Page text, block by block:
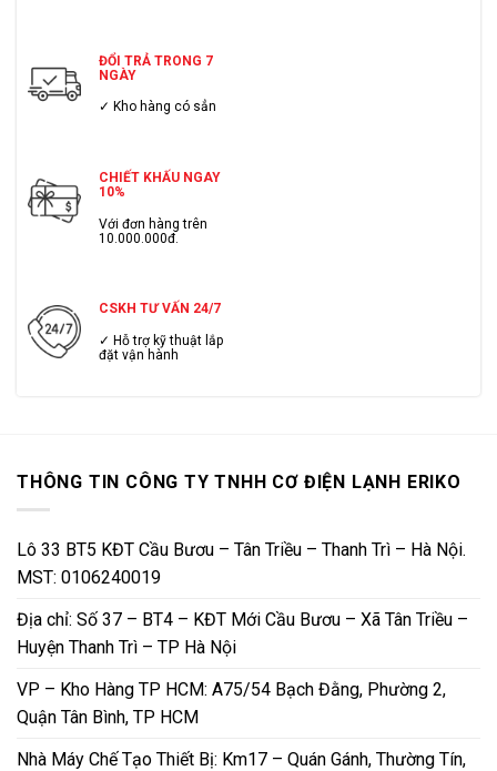
ĐỔI TRẢ TRONG 7
NGÀY
✓ Kho hàng có sẳn
CHIẾT KHẤU NGAY
10%
Với đơn hàng trên
10.000.000đ.
CSKH TƯ VẤN 24/7
✓ Hỗ trợ kỹ thuật lắp
đặt vận hành
THÔNG TIN CÔNG TY TNHH CƠ ĐIỆN LẠNH ERIKO
Lô 33 BT5 KĐT Cầu Bươu – Tân Triều – Thanh Trì – Hà Nội.
MST: 0106240019
Địa chỉ: Số 37 – BT4 – KĐT Mới Cầu Bươu – Xã Tân Triều –
Huyện Thanh Trì – TP Hà Nội
VP – Kho Hàng TP HCM: A75/54 Bạch Đằng, Phường 2,
Quận Tân Bình, TP HCM
Nhà Máy Chế Tạo Thiết Bị: Km17 – Quán Gánh, Thường Tín,